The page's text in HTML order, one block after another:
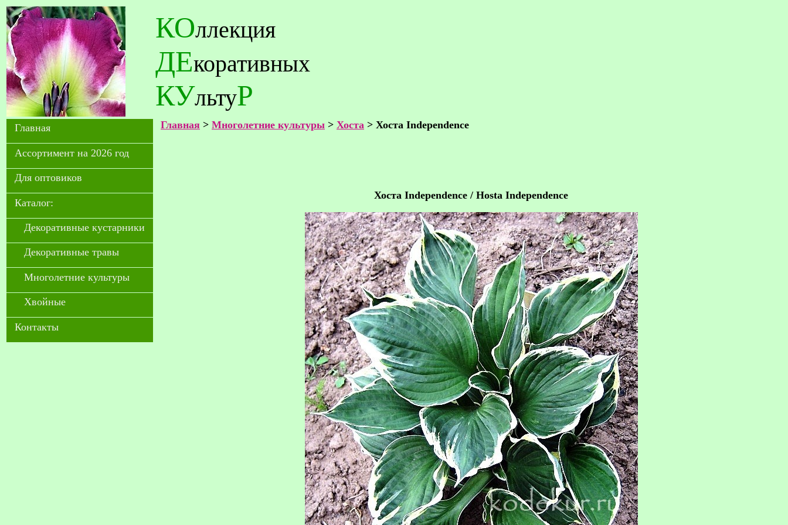
КОллекция
ДЕкоративных
КУльтуР
Главная
Ассортимент на 2026 год
Для оптовиков
Каталог:
Декоративные кустарники
Декоративные травы
Многолетние культуры
Хвойные
Контакты
Главная > Многолетние культуры > Хоста > Хоста Independence
Хоста Independence / Hosta Independence